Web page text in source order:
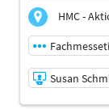
HMC -
Susan